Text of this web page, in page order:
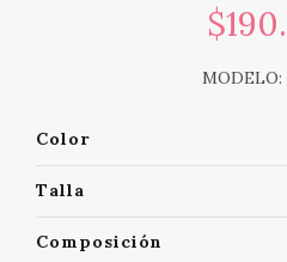
$
MODELO:
Color
Talla
Composición